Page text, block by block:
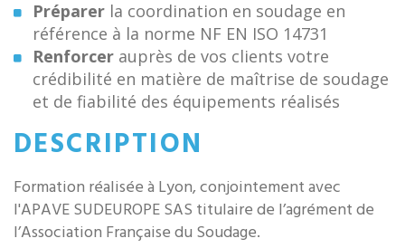
Préparer la coordination en soudage en
référence à la norme NF EN ISO 14731
Renforcer auprès de vos clients votre
crédibilité en matière de maîtrise de soudage
et de fiabilité des équipements réalisés
DESCRIPTION
Formation réalisée à Lyon, conjointement avec
l'APAVE SUDEUROPE SAS titulaire de l’agrément de
l’Association Française du Soudage.